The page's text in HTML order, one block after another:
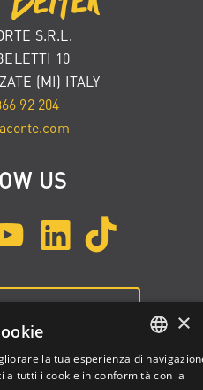
S.R.L.
10
(MI) ITALY
92 204
US
ENGLISH
×
la tua esperienza di
a tutti i cookie in conformità con la